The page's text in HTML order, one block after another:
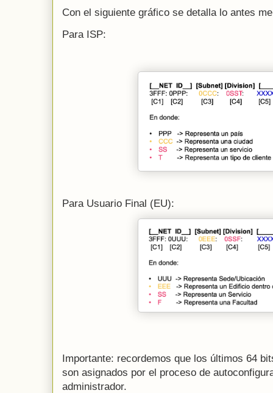
Con el siguiente gráfico se detalla lo antes
Para ISP:
Para Usuario Final (EU):
Importante: recordemos que los últimos 64
son asignados por el proceso de
administrador.